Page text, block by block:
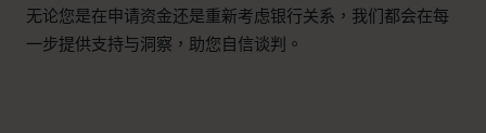
无论您是在申请资金还是重新考虑银行关系，我们都会在每
一步提供支持与洞察，助您自信谈判。